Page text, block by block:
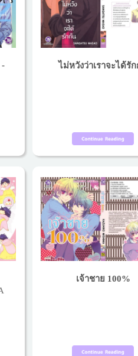
- ไม่หวังว่าเราจะได้รั
เจ้าชาย 100%